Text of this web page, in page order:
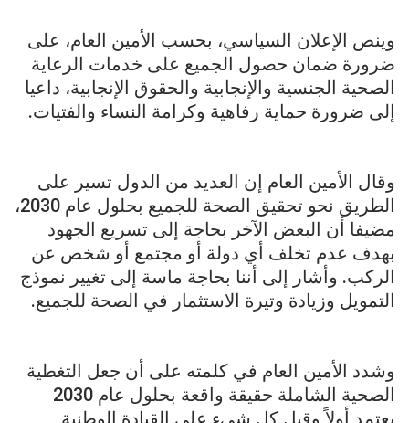
وينص الإعلان السياسي، بحسب الأمين العام، على
ضرورة ضمان حصول الجميع على خدمات الرعاية
الصحية الجنسية والإنجابية والحقوق الإنجابية، داعيا
إلى ضرورة حماية رفاهية وكرامة النساء والفتيات.
وقال الأمين العام إن العديد من الدول تسير على
الطريق نحو تحقيق الصحة للجميع بحلول عام 2030،
مضيفا أن البعض الآخر بحاجة إلى تسريع الجهود
بهدف عدم تخلف أي دولة أو مجتمع أو شخص عن
الركب. وأشار إلى أننا بحاجة ماسة إلى تغيير نموذج
التمويل وزيادة وتيرة الاستثمار في الصحة للجميع.
وشدد الأمين العام في كلمته على أن جعل التغطية
الصحية الشاملة حقيقة واقعة بحلول عام 2030
يعتمد أولاً وقبل كل شيء على القيادة الوطنية